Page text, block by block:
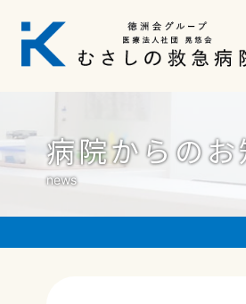
病院からの
news